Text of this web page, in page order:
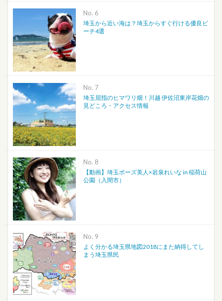
No.
埼玉から近い海は？埼玉からすぐ行ける優良ビ
ーチ4選
No.
埼玉屈指のヒマワリ畑！川越 伊佐沼東岸花畑の
見どころ・アクセス情報
No.
【動画】埼玉ポーズ美人×岩泉れいな in 稲荷山
公園（入間市）
No.
よく分かる埼玉県地図2018にまた納得してし
まう埼玉県民